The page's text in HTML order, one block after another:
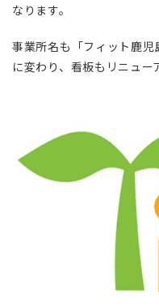
なります。
事業所名も「フィット鹿児
に変わり、看板もリニュー